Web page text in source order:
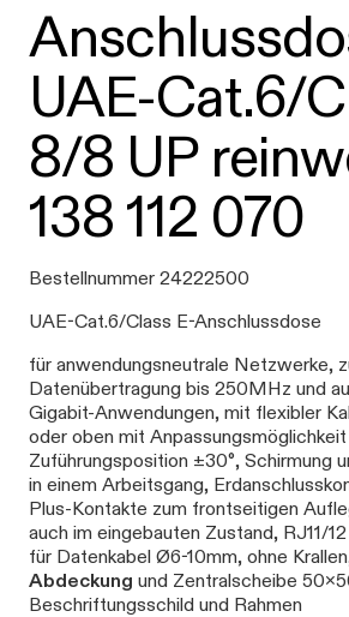
UAE-Cat.6/
8/8 UP
138 112 070
Bestellnummer 24222500
UAE-Cat.6/Class E-Anschlussdose
für anwendungsneutrale Netzwerke,
Datenübertragung bis 250MHz und
Gigabit-Anwendungen, mit flexibler
oder oben mit
Zuführungsposition ±30°, Schirmung
in einem Arbeitsgang,
Plus-Kontakte zum frontseitigen
auch im eingebauten Zustand, RJ11/
für Datenkabel Ø6-10mm, ohne
Abdeckung und Zentralscheibe
Beschriftungsschild und Rahmen